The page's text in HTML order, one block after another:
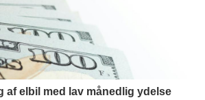
af elbil med lav månedlig ydelse